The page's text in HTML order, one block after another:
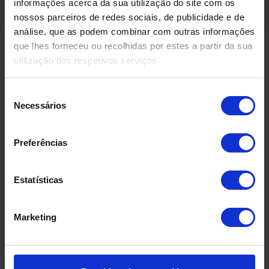
informações acerca da sua utilização do site com os
nossos parceiros de redes sociais, de publicidade e de
análise, que as podem combinar com outras informações
que lhes forneceu ou recolhidas por estes a partir da sua
utilização dos respetivos serviços.
Necessários
Preferências
Estatísticas
Marketing
Produtos Relacionados